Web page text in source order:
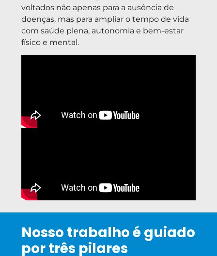
voltados não apenas para a ausência de
doenças, mas para ampliar o tempo de vida
com saúde plena, autonomia e bem-estar
físico e mental.
Nosso trabalho é guiado
por três pilares